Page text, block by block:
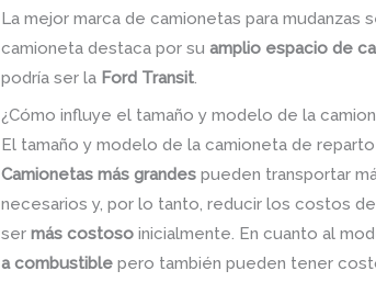
La mejor marca de camionetas para
camioneta destaca por suamplio espacio de
podría ser la Ford Transit
¿Cómo influye el tamaño y modelo de la
El tamaño y modelo de la camioneta de
Camionetas más grandes pueden transportar
necesarios y, por lo tanto, reducir los costos
sermás costoso inicialmente. En cuanto al
a combustible pero también pueden tener